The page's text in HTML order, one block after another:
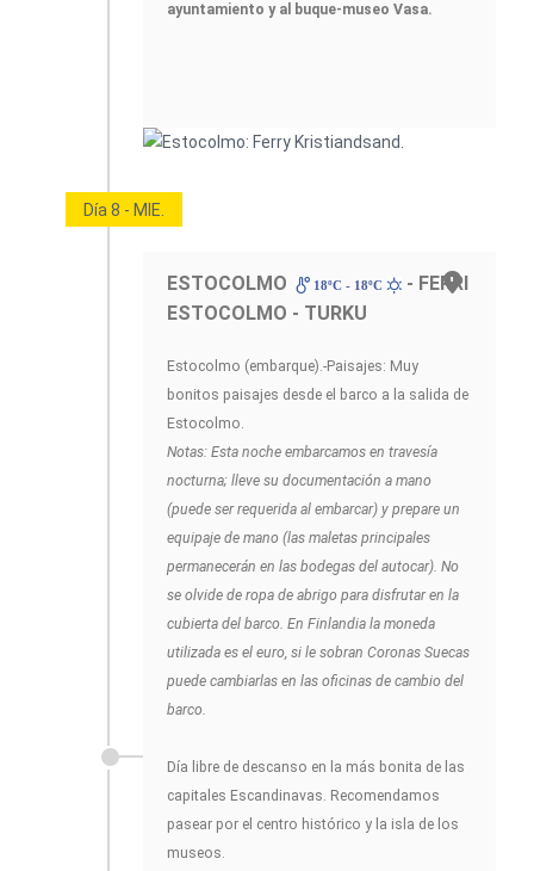
ayuntamiento y al buque-museo Vasa.
Día 8 - MIE.
ESTOCOLMO 18ºC - 18ºC
- FERRI
ESTOCOLMO - TURKU
Estocolmo (embarque).-Paisajes: Muy
bonitos paisajes desde el barco a la salida de
Estocolmo.
Notas: Esta noche embarcamos en travesía
nocturna; lleve su documentación a mano
(puede ser requerida al embarcar) y prepare un
equipaje de mano (las maletas principales
permanecerán en las bodegas del autocar). No
se olvide de ropa de abrigo para disfrutar en la
cubierta del barco. En Finlandia la moneda
utilizada es el euro, si le sobran Coronas Suecas
puede cambiarlas en las oficinas de cambio del
barco.
Día libre de descanso en la más bonita de las
capitales Escandinavas. Recomendamos
pasear por el centro histórico y la isla de los
museos.